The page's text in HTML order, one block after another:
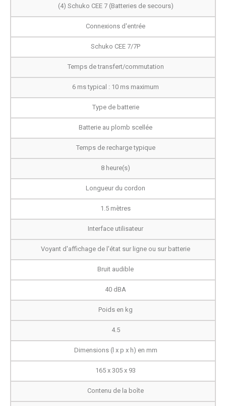
(4) Schuko CEE 7 (Batteries de secours)
Connexions d'entrée
Schuko CEE 7/7P
Temps de transfert/commutation
6 ms typical : 10 ms maximum
Type de batterie
Batterie au plomb scellée
Temps de recharge typique
8 heure(s)
Longueur du cordon
1.5 mètres
Interface utilisateur
Voyant d'affichage de l'état sur ligne ou sur batterie
Bruit audible
40 dBA
Poids en kg
4.5
Dimensions (l x p x h) en mm
165 x 305 x 93
Contenu de la boîte